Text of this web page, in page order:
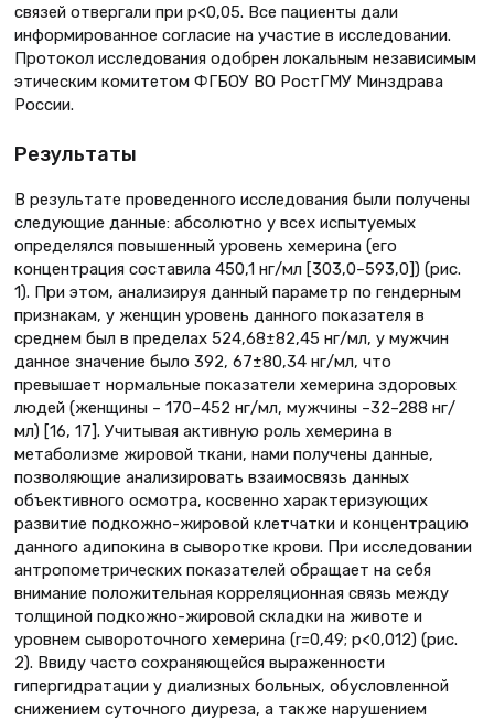
связей отвергали при р<0,05. Все пациенты дали
информированное согласие на участие в исследовании.
Протокол исследования одобрен локальным независимым
этическим комитетом ФГБОУ ВО РостГМУ Минздрава
России.
Результаты
В результате проведенного исследования были получены
следующие данные: абсолютно у всех испытуемых
определялся повышенный уровень хемерина (его
концентрация составила 450,1 нг/мл [303,0–593,0]) (рис.
1). При этом, анализируя данный параметр по гендерным
признакам, у женщин уровень данного показателя в
среднем был в пределах 524,68±82,45 нг/мл, у мужчин
данное значение было 392, 67±80,34 нг/мл, что
превышает нормальные показатели хемерина здоровых
людей (женщины – 170–452 нг/мл, мужчины –32–288 нг/
мл) [16, 17]. Учитывая активную роль хемерина в
метаболизме жировой ткани, нами получены данные,
позволяющие анализировать взаимосвязь данных
объективного осмотра, косвенно характеризующих
развитие подкожно-жировой клетчатки и концентрацию
данного адипокина в сыворотке крови. При исследовании
антропометрических показателей обращает на себя
внимание положительная корреляционная связь между
толщиной подкожно-жировой складки на животе и
уровнем сывороточного хемерина (r=0,49; p<0,012) (рис.
2). Ввиду часто сохраняющейся выраженности
гипергидратации у диализных больных, обусловленной
снижением суточного диуреза, а также нарушением